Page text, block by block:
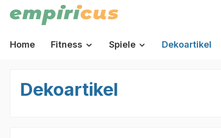
Zur Hauptnavigation springen
Home Fitness Spiele Dekoartikel
Dekoartikel